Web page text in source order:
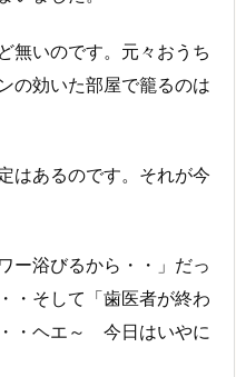
無いのです。元々おうち
の効いた部屋で籠るのは
はあるのです。それが今
ー浴びるから・・」だっ
そして「歯医者が終わ
・ヘエ～ 今日はいやに